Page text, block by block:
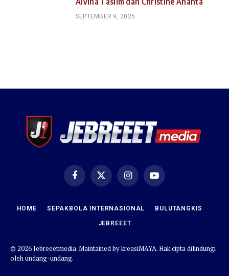
SEPTEMBER 9, 2025
FacebookX
(Twitter)
InstagramYouTube
HOME SEPAKBOLA INTERNASIONAL BULUTANGKIS
JEBREEET
© 2026 Jebreeetmedia. Maintained bykreasiMAYA. Hak cipta dilindungi
oleh undang-undang.